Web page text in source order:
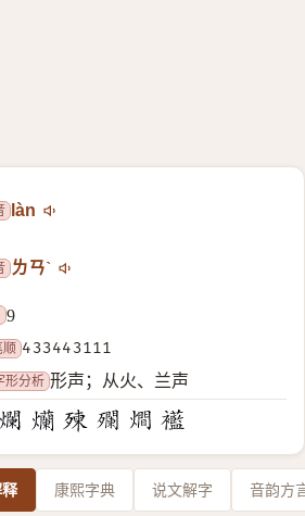
làn
ㄌㄢˋ
9
顺 433443111
形分析 形声；从火、兰声
康熙字典 说文解字 音韵方